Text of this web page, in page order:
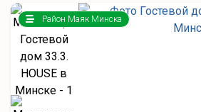
Район Маяк Минска